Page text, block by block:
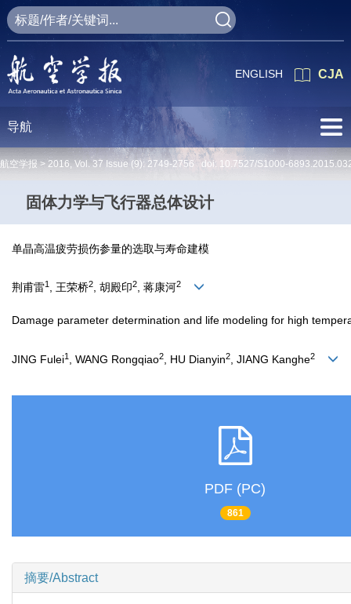
CJA
ENGLISH
导航
航空学报 > 2016, Vol. 37 Issue (9): 2749-2756 doi: 10.7527/S1000-
固体力学与飞行器总体设计
单晶高温疲劳损伤参量的选取与寿命建模
荆甫雷1 , 王荣桥2, 胡殿印2, 蒋康河2
Damage parameter determination and life modeling for high
JING Fulei1 , WANG Rongqiao2 , HU Dianyin2 , JIANG Kanghe2
PDF (PC)
861
摘要/Abstract